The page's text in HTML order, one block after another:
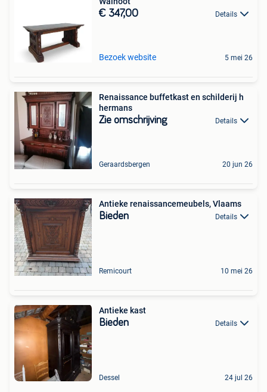
€ 347,00 Details
Bezoek website 5 mei 26
Renaissance buffetkast en schilderij h
hermans
Zie omschrijving Details
Geraardsbergen 20 jun 26
Antieke renaissancemeubels, Vlaams
Bieden Details
Remicourt 10 mei 26
Antieke kast
Bieden Details
Dessel 24 jul 26